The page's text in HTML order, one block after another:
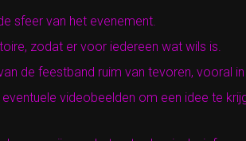
sfeer van het evenement.
zodat er voor iedereen wat wils is.
de feestband ruim van tevoren, vooral
videobeelden om een idee te